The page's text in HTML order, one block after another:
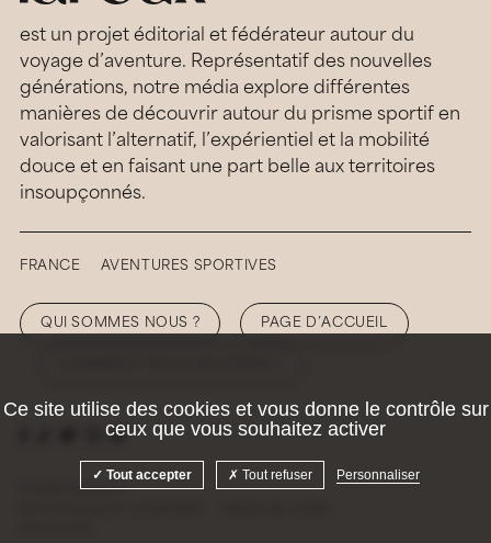
est un projet éditorial et fédérateur autour du
voyage d’aventure. Représentatif des nouvelles
générations, notre média explore différentes
manières de découvrir autour du prisme sportif en
valorisant l’alternatif, l’expérientiel et la mobilité
douce et en faisant une part belle aux territoires
insoupçonnés.
FRANCE AVENTURES SPORTIVES
QUI SOMMES NOUS ? PAGE D’ACCUEIL
© 2026 Hellolaroux
Ce site utilise des cookies et vous donne le contrôle sur
ceux que vous souhaitez activer
Tout accepter Tout refuser Personnaliser